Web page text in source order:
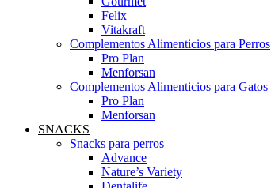
Felix
Vitakraft
Complementos Alimenticios para Perros
Pro Plan
Menforsan
Complementos Alimenticios para Gatos
Pro Plan
Menforsan
SNACKS
Snacks para perros
Advance
Nature’s Variety